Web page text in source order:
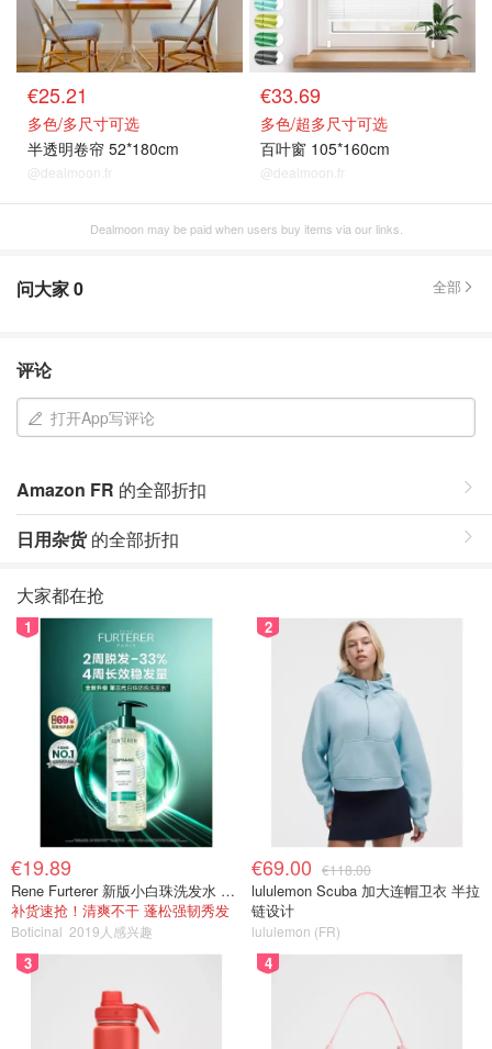
€25.21
多色/多尺寸可选
半透明卷帘 52*180cm
@dealmoon.fr
€33.69
多色/超多尺寸可选
百叶窗 105*160cm
@dealmoon.fr
Dealmoon may be paid when users buy items via our links.
问大家0 全部
评论
打开App写评论
Amazon FR 的全部折扣
日用杂货的全部折扣
大家都在抢
1
€19.89
Rene Furterer 新版小白珠洗发水 500ml
补货速抢！清爽不干 蓬松强韧秀发
Boticinal 2019人感兴趣
2
€69.00 €118.00
lululemon Scuba 加大连帽卫衣 半拉
链设计
lululemon (FR)
3 4